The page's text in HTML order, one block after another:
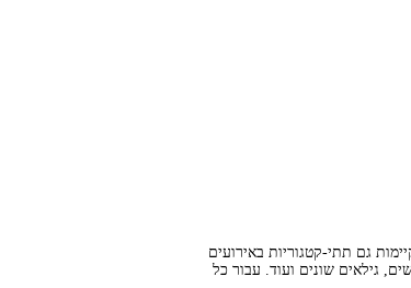
גם תתי-קטגוריות באירועים
גילאים שונים ועוד. עבור כל